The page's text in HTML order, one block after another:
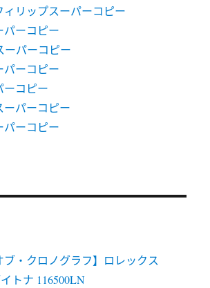
ィリップスーパーコピー
パーコピー
ーパーコピー
パーコピー
ーコピー
ーパーコピー
パーコピー
ブ・クロノグラフ】ロレックス
トナ 116500LN